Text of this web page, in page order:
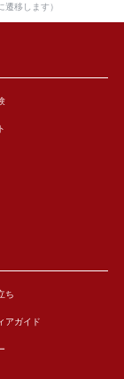
遷移します）
ち
アガイド